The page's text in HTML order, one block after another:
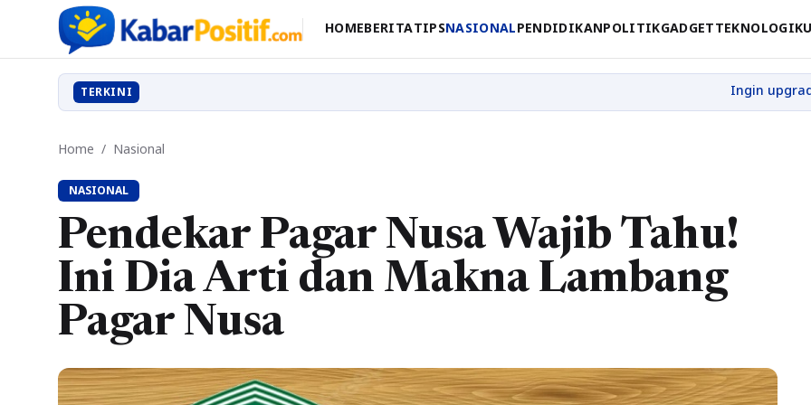
HOMEBERITATIPSNASIONALPENDIDIKANPOLITIKGADGETTEKNOLOGI
TERKINI
Home / Nasional
NASIONAL
Pendekar Pagar Nusa Wajib Tahu!
Ini Dia Arti dan Makna Lambang
Pagar Nusa